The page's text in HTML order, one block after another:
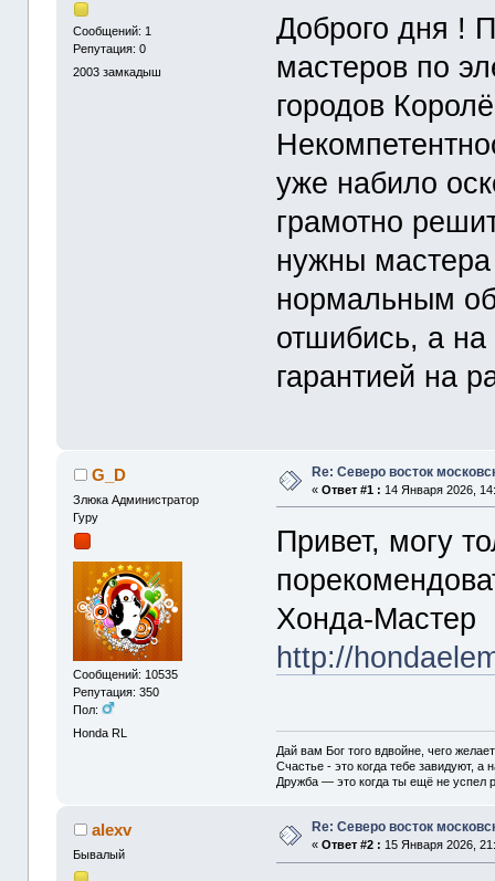
Сообщений: 1
Репутация: 0
2003 замкадыш
Доброго дня !
мастеров по
городов
уже набило
грамотно
нужны
нормальным
отшибись, а на
гарантией на
G_D
Злюка Администратор
Гуру
Сообщений: 10535
Репутация: 350
Пол:
Honda RL
Re: Северо восток
«Ответ #1 : 14 Января 2026,
Привет, могу
Хонда-Мастер
http://
Дай вам Бог того вдвойне, чего
Счастье - это когда тебе завидуют, а
Дружба — это когда ты ещё не успел
alexv
Бывалый
Re: Северо восток
«Ответ #2 : 15 Января 2026,